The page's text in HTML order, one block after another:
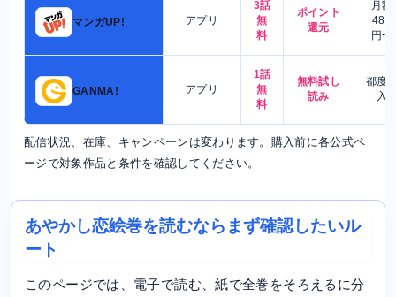
マンガUP! アプリ
3話
無
料
ポイント
還元
月額
480
円〜
GANMA! アプリ
1話
無
料
無料試し
読み
都度
入
配信状況、在庫、キャンペーンは変わります。購入前に各公式ペ
ージで対象作品と条件を確認してください。
あやかし恋絵巻を読むならまず確認したいル
ート
このページでは、電子で読む、紙で全巻をそろえるに分